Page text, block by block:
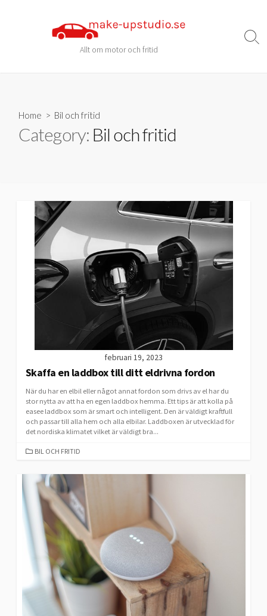
Allt om motor och fritid
Home > Bil och fritid
Category: Bil och fritid
februari 19, 2023
Skaffa en laddbox till ditt eldrivna fordon
När du har en elbil eller något annat fordon som drivs av el har du
stor nytta av att ha en egen laddbox hemma. Ett tips är att kolla på
easee laddbox som är smart och intelligent. Den är väldigt kraftfull
och passar till alla hem och alla elbilar. Laddboxen är utvecklad för
det nordiska klimatet vilket är väldigt bra...
CATEGORIES
BIL OCH FRITID